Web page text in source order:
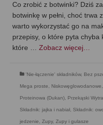
Co zrobić z botwinki? Dziś
botwinkę w pełni, choć trwa
warto wykorzystać go na
przepisy, o które pyta chyba
które … Zobacz więcej…
'Nie-łączenie' składników, Bez
Mega proste,
Proteinowa (Dukan), Przekąski
Składnik: jajka i nabiał, Składnik:
jedzenie, Zupy, Zupy i gulasze